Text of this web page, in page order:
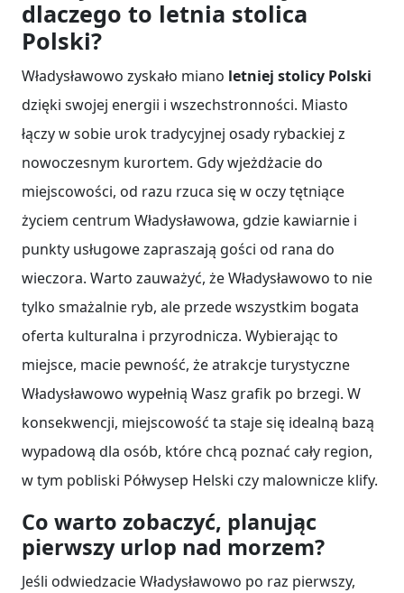
dlaczego to letnia stolica
Polski?
Władysławowo zyskało miano letniej stolicy Polski
dzięki swojej energii i wszechstronności. Miasto
łączy w sobie urok tradycyjnej osady rybackiej z
nowoczesnym kurortem. Gdy wjeżdżacie do
miejscowości, od razu rzuca się w oczy tętniące
życiem centrum Władysławowa, gdzie kawiarnie i
punkty usługowe zapraszają gości od rana do
wieczora. Warto zauważyć, że Władysławowo to nie
tylko smażalnie ryb, ale przede wszystkim bogata
oferta kulturalna i przyrodnicza. Wybierając to
miejsce, macie pewność, że atrakcje turystyczne
Władysławowo wypełnią Wasz grafik po brzegi. W
konsekwencji, miejscowość ta staje się idealną bazą
wypadową dla osób, które chcą poznać cały region,
w tym pobliski Półwysep Helski czy malownicze klify.
Co warto zobaczyć, planując
pierwszy urlop nad morzem?
Jeśli odwiedzacie Władysławowo po raz pierwszy,